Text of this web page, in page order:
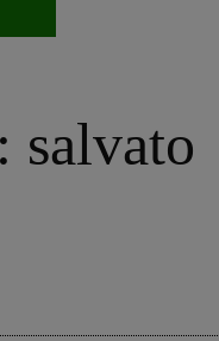
salvato